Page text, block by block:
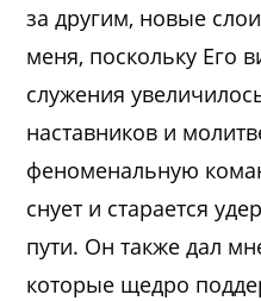
за другим, новые
меня, поскольку Его
служения
наставников и
феноменальную
снует и старается
пути. Он также дал
которые щедро